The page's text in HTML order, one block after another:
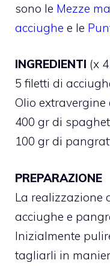
sono le Mezze
acciughe e le
INGREDIENTI (x
5 filetti di
Olio extravergine
400 gr di
100 gr di
PREPARAZIONE
La realizzazione
acciughe e
Inizialmente
tagliarli in